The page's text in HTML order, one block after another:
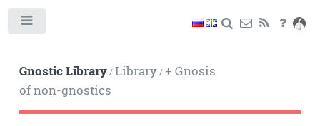
Gnostic Library/Library/+ Gnosis
of non-gnostics